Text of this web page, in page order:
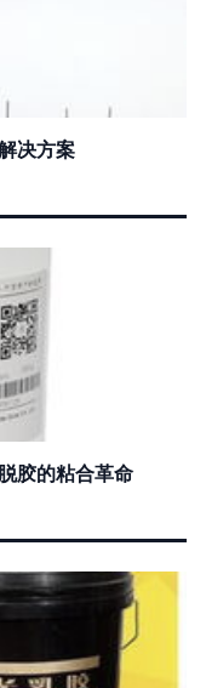
决方案
胶的粘合革命